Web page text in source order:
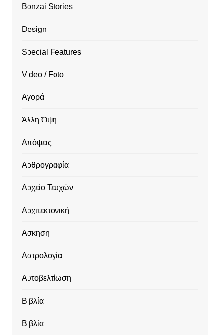
Bonzai Stories
Design
Special Features
Video / Foto
Αγορά
Άλλη Όψη
Απόψεις
Αρθρογραφία
Αρχείο Τευχών
Αρχιτεκτονική
Ασκηση
Αστρολογία
Αυτοβελτίωση
Βιβλία
Βιβλία